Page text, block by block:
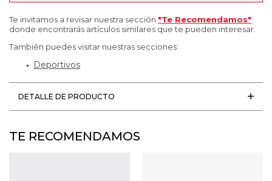
Te invitamos a revisar nuestra sección "Te Recomendamos"
donde encontrarás artículos similares que te pueden interesar.
También puedes visitar nuestras secciones:
Deportivos
DETALLE DE PRODUCTO
TE RECOMENDAMOS